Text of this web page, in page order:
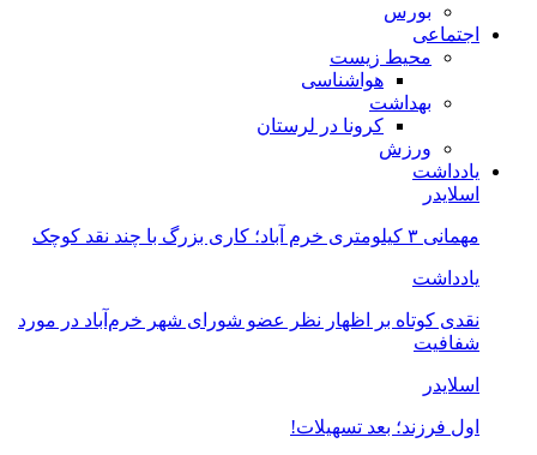
بورس
اجتماعی
محیط زیست
هواشناسی
بهداشت
کرونا در لرستان
ورزش
یادداشت
اسلایدر
مهمانی ۳ کیلومتری خرم آباد؛ کاری بزرگ با چند نقد کوچک
یادداشت
نقدی کوتاه بر اظهار نظر عضو شورای شهر خرم‌آباد در مورد
شفافیت
اسلایدر
اول فرزند؛ بعد تسهیلات!